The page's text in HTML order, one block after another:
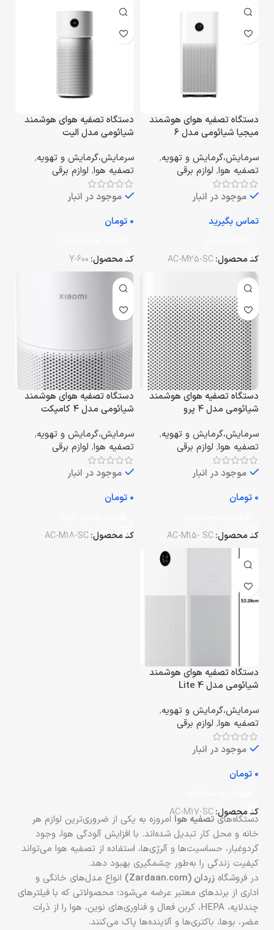
دستگاه تصفیه هوای هوشمند
میجیا شیائومی مدل ۶
سرمایش،گرمایش و تهویه,
تصفیه هوا, لوازم برقی
موجود در انبار
کد محصول: AC-M25-SC
دستگاه تصفیه هوای هوشمند
شیائومی مدل الیت
سرمایش،گرمایش و تهویه,
تصفیه هوا, لوازم برقی
موجود در انبار
تومان
کد محصول: Y-600
دستگاه تصفیه هوای هوشمند
شیائومی مدل ۴ پرو
سرمایش،گرمایش و تهویه,
تصفیه هوا, لوازم برقی
موجود در انبار
تومان
کد محصول: AC-M15- SC
دستگاه تصفیه هوای هوشمند
شیائومی مدل ۴ کامپکت
سرمایش،گرمایش و تهویه,
تصفیه هوا, لوازم برقی
موجود در انبار
تومان
کد محصول: AC-M18-SC
دستگاه تصفیه هوای هوشمند
شیائومی مدل 4 Lite
سرمایش،گرمایش و تهویه,
تصفیه هوا, لوازم برقی
موجود در انبار
تومان
کد محصول: AC-M17-SC
دستگاه‌های تصفیه هوا امروزه به یکی از ضروری‌ترین لوازم هر
خانه و محل کار تبدیل شده‌اند. با افزایش آلودگی هوا، وجود
گرد‌وغبار، حساسیت‌ها و آلرژی‌ها، استفاده از تصفیه‌ هوا می‌تواند
کیفیت زندگی را به‌طور چشمگیری بهبود دهد.
در فروشگاه زردان (Zardaan.com)
انواع مدل‌های خانگی و
اداری از برندهای معتبر عرضه می‌شود؛ محصولاتی که با فیلترهای
چندلایه، HEPA، کربن فعال و فناوری‌های نوین، هوا را از ذرات
مضر، بوها، باکتری‌ها و آلاینده‌ها پاک می‌کنند.